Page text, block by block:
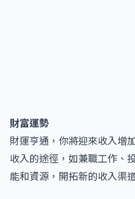
財富運勢
財運亨通，你將迎來收入增
收入的途徑，如兼職工作、
能和資源，開拓新的收入渠